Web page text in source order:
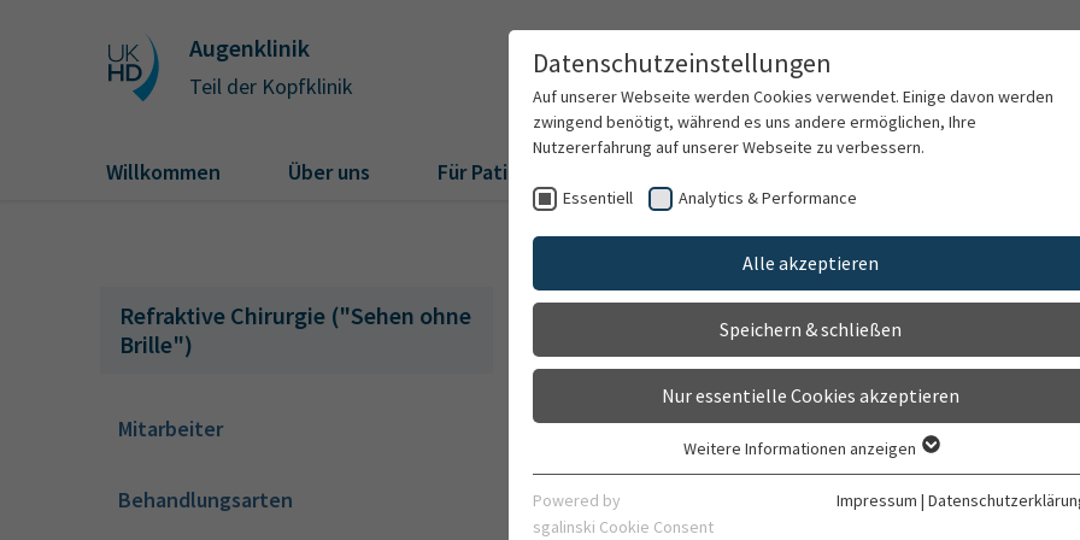
Augenklinik
Teil der Kopfklinik
Willkommen Über uns Für Patienten
Kontaktformular Refraktive
Ihr Kommentar
Refraktive Chirurgie ("Sehen ohne
Brille")
Mitarbeiter
Behandlungsarten
Datenschutzeinstellungen
Auf unserer Webseite werden Cookies verwendet. Einige davon werden
zwingend benötigt, während es uns andere ermöglichen, Ihre
Nutzererfahrung auf unserer Webseite zu verbessern.
Essentiell Analytics & Performance
Alle akzeptieren
Speichern & schließen
Nur essentielle Cookies akzeptieren
Essentielle Cookies werden für grundlegende Funktionen der Webseite
benötigt. Dadurch ist gewährleistet, dass die Webseite einwandfrei
Weitere Informationen anzeigen
Powered by
sgalinski Cookie Consent
Impressum |